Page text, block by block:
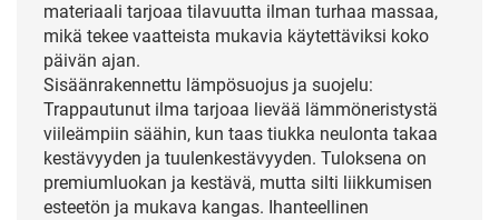
materiaali tarjoaa tilavuutta ilman turhaa massaa,
mikä tekee vaatteista mukavia käytettäviksi koko
päivän ajan.
Sisäänrakennettu lämpösuojus ja suojelu:
Trappautunut ilma tarjoaa lievää lämmöneristystä
viileämpiin säähin, kun taas tiukka neulonta takaa
kestävyyden ja tuulenkestävyyden. Tuloksena on
premiumluokan ja kestävä, mutta silti liikkumisen
esteetön ja mukava kangas. Ihanteellinen